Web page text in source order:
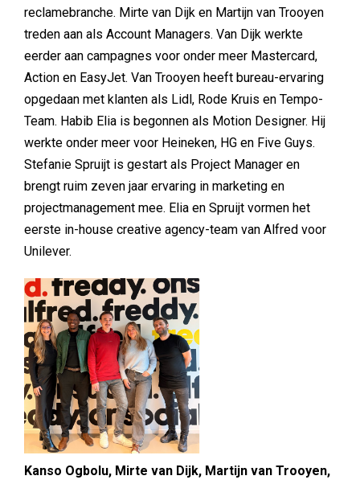
reclamebranche. Mirte van Dijk en Martijn van Trooyen
treden aan als Account Managers. Van Dijk werkte
eerder aan campagnes voor onder meer Mastercard,
Action en EasyJet. Van Trooyen heeft bureau-ervaring
opgedaan met klanten als Lidl, Rode Kruis en Tempo-
Team. Habib Elia is begonnen als Motion Designer. Hij
werkte onder meer voor Heineken, HG en Five Guys.
Stefanie Spruijt is gestart als Project Manager en
brengt ruim zeven jaar ervaring in marketing en
projectmanagement mee. Elia en Spruijt vormen het
eerste in-house creative agency-team van Alfred voor
Unilever.
Kanso Ogbolu, Mirte van Dijk, Martijn van Trooyen,